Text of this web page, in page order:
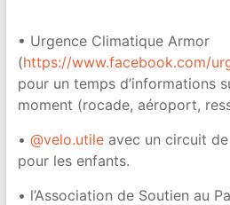
•⁠ ⁠Urgence Climatique Armor
(https://www.facebook.com/
pour un temps d’informations
moment (rocade, aéroport,
•⁠ ⁠ @velo.utileavec un circuit
pour les enfants.
•⁠ ⁠l’Association de Soutien au